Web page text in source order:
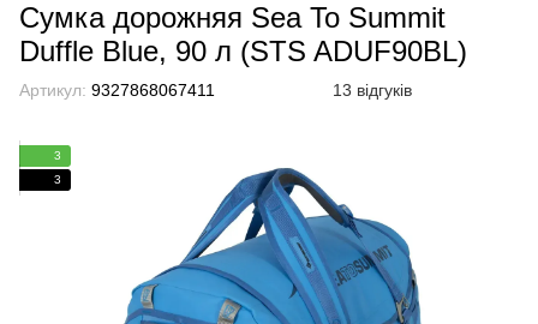
Сумка дорожняя Sea To Summit
Duffle Blue, 90 л (STS ADUF90BL)
Артикул: 9327868067411 13 відгуків
3
3